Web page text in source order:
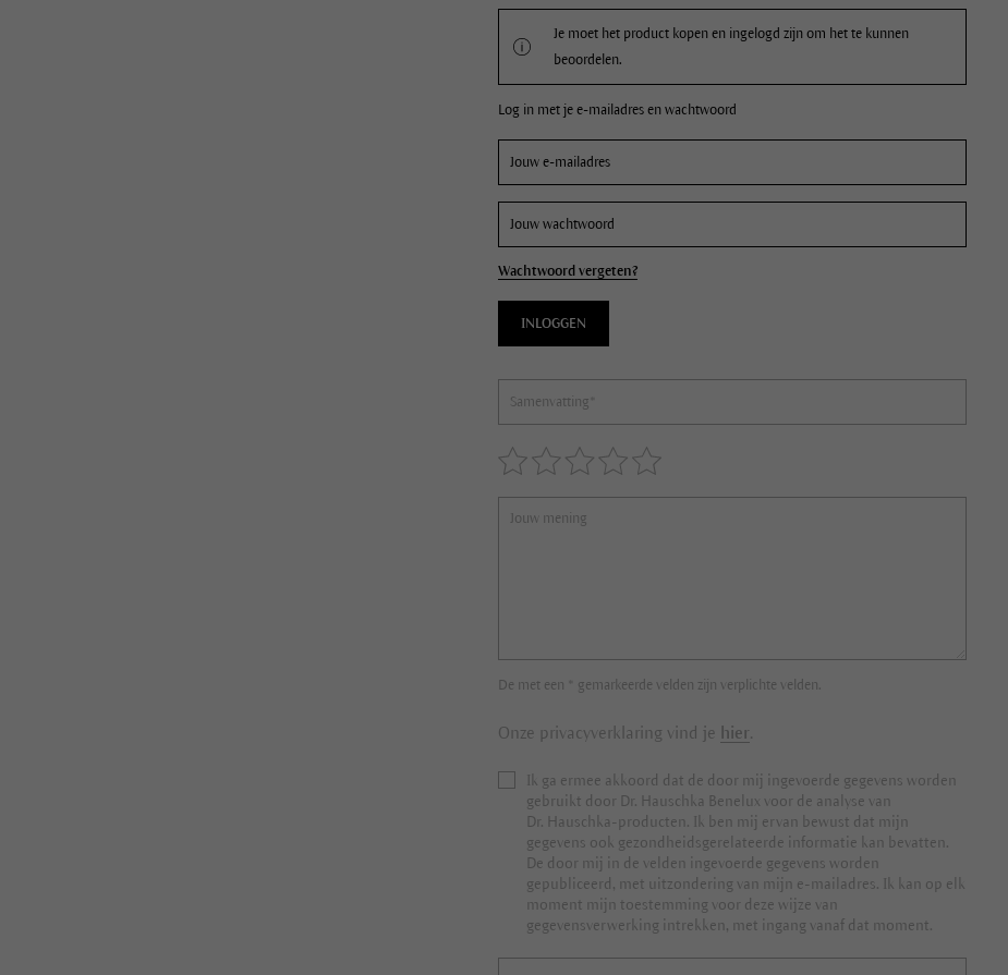
Je moet het product kopen en ingelogd zijn om het te kunnen
beoordelen.
Log in met je e-mailadres en wachtwoord
Wachtwoord vergeten?
INLOGGEN
De met een * gemarkeerde velden zijn verplichte velden.
Onze privacyverklaring vind je hier.
Ik ga ermee akkoord dat de door mij ingevoerde gegevens worden
gebruikt door Dr. Hauschka Benelux voor de analyse van
Dr. Hauschka-producten. Ik ben mij ervan bewust dat mijn
gegevens ook gezondheidsgerelateerde informatie kan bevatten.
De door mij in de velden ingevoerde gegevens worden
gepubliceerd, met uitzondering van mijn e-mailadres. Ik kan op elk
moment mijn toestemming voor deze wijze van
gegevensverwerking intrekken, met ingang vanaf dat moment.